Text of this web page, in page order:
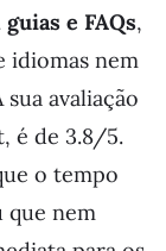
e FAQs,
idiomas nem
avaliação
é de 3.8/5.
o tempo
que nem